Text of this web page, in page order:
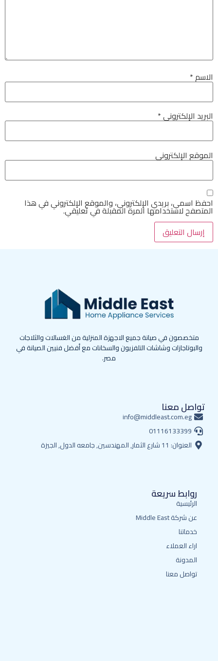
الاسم*
البريد الإلكتروني*
الموقع الإلكتروني
احفظ اسمي، بريدي الإلكتروني، والموقع الإلكتروني في هذا
المتصفح لاستخدامها المرة المقبلة في تعليقي.
متخصصون في صيانة جميع الاجهزة المنزلية من الغسالات والثلاجات
والبوتاجازات وشاشات التلفزيون والسخانات مع أفضل فنيين الصيانة في
مصر.
روابط سريعة
الرئيسية
عن شركة Middle East
خدماتنا
اراء العملاء
المدونة
تواصل معنا
تواصل معنا
info@middleast.com.eg
01116133399
العنوان: 11 شارع الثمار, المهندسين, جامعه الدول, الجيزة